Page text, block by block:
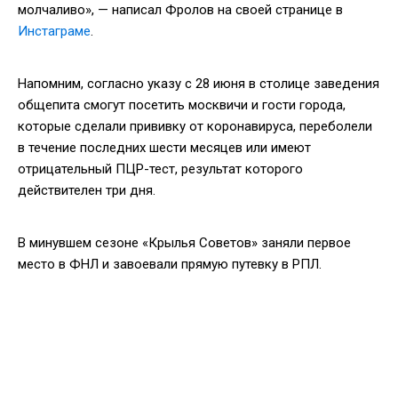
молчаливо», — написал Фролов на своей странице в
Инстаграме.
Напомним, согласно указу с 28 июня в столице заведения
общепита смогут посетить москвичи и гости города,
которые сделали прививку от коронавируса, переболели
в течение последних шести месяцев или имеют
отрицательный ПЦР-тест, результат которого
действителен три дня.
В минувшем сезоне «Крылья Советов» заняли первое
место в ФНЛ и завоевали прямую путевку в РПЛ.